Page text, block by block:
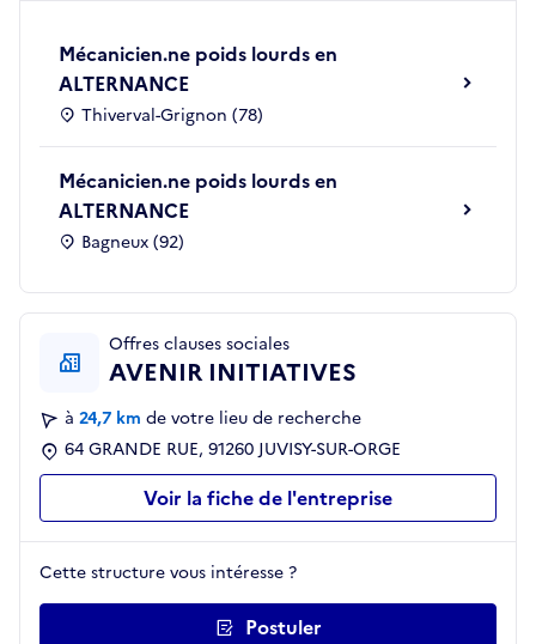
Mécanicien.ne poids lourds en
ALTERNANCE
Thiverval-Grignon (78)
Mécanicien.ne poids lourds en
ALTERNANCE
Bagneux (92)
Offres clauses sociales
AVENIR INITIATIVES
à 24,7 km de votre lieu de recherche
64 GRANDE RUE, 91260 JUVISY-SUR-ORGE
Voir la fiche de l'entreprise
Cette structure vous intéresse ?
Postuler